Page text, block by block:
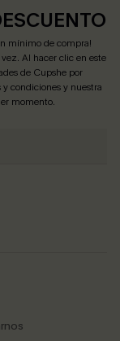
mínimo de compra!
Al hacer clic en este
de Cupshe por
y condicionesy nuestra
momento.